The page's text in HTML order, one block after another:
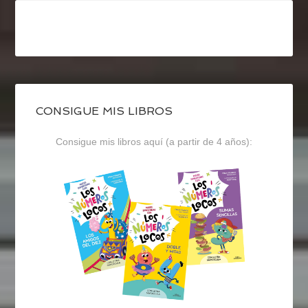
CONSIGUE MIS LIBROS
Consigue mis libros aquí (a partir de 4 años):